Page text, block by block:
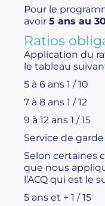
Pour le
avoir 5 ans au
Ratios
Application du
le tableau
5 à 6 ans 1 / 10
7 à 8 ans 1 / 12
9 à 12 ans 1 / 15
Service de garde
Selon certaines
que nous
l’ACQ qui est le
5 ans et + 1 / 15